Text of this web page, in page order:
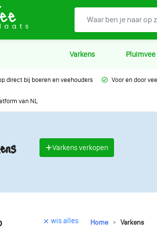
Varkens Pluimvee
direct bij boeren en veehouders Voor en door
van NL
Varkens verkopen
wis alles Home Varkens